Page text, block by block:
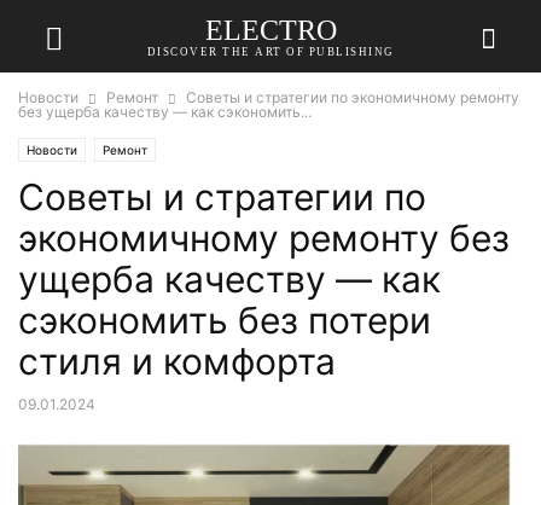
ELECTRO
DISCOVER THE ART OF PUBLISHING
Новости Ремонт
Советы и стратегии по экономичному ремонту
без ущерба качеству — как сэкономить...
Новости Ремонт
Советы и стратегии по
экономичному ремонту без
ущерба качеству — как
сэкономить без потери
стиля и комфорта
09.01.2024